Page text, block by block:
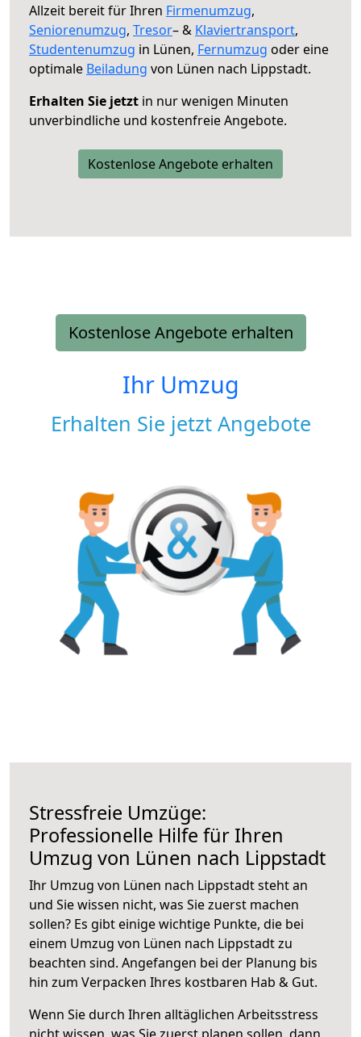
Allzeit bereit für Ihren Firmenumzug,
Seniorenumzug, Tresor– & Klaviertransport,
Studentenumzug in Lünen, Fernumzug oder eine
optimale Beiladung von Lünen nach Lippstadt.
Erhalten Sie jetzt in nur wenigen Minuten
unverbindliche und kostenfreie Angebote.
Kostenlose Angebote erhalten
Kostenlose Angebote erhalten
Ihr Umzug
Erhalten Sie jetzt Angebote
Stressfreie Umzüge:
Professionelle Hilfe für Ihren
Umzug von Lünen nach Lippstadt
Ihr Umzug von Lünen nach Lippstadt steht an
und Sie wissen nicht, was Sie zuerst machen
sollen? Es gibt einige wichtige Punkte, die bei
einem Umzug von Lünen nach Lippstadt zu
beachten sind. Angefangen bei der Planung bis
hin zum Verpacken Ihres kostbaren Hab & Gut.
Wenn Sie durch Ihren alltäglichen Arbeitsstress